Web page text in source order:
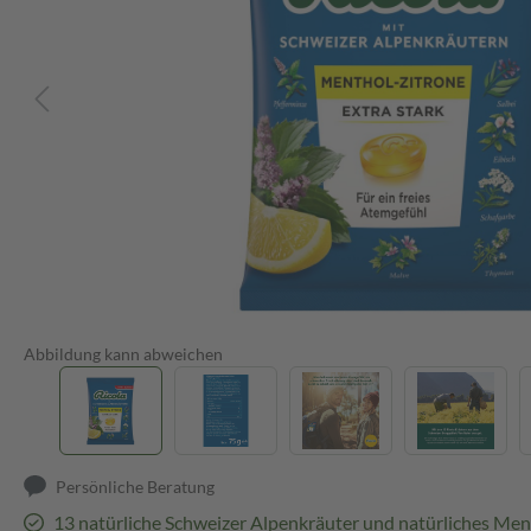
Abbildung kann abweichen
Persönliche Beratung
13 natürliche Schweizer Alpenkräuter und natürliches